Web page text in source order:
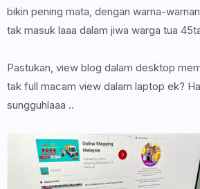
bikin pening mata, dengan warna-
tak masuk laaa dalam jiwa warga tua
Pastukan, view blog dalam desktop
tak full macam view dalam laptop ek?
sungguhlaaa ..